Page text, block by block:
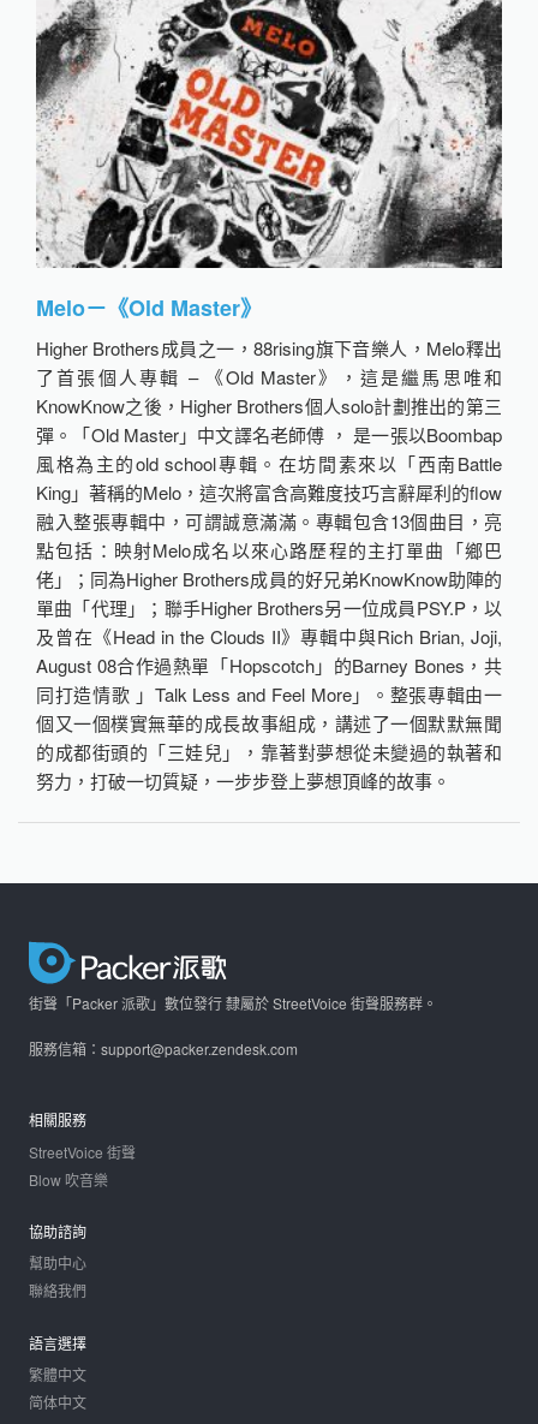
Melo－《Old Master》
Higher Brothers成員之一，88rising旗下音樂人，Melo釋出
了首張個人專輯 – 《Old Master》，這是繼馬思唯和
KnowKnow之後，Higher Brothers個人solo計劃推出的第三
彈。「Old Master」中文譯名老師傅 ， 是一張以Boombap
風格為主的old school專輯。在坊間素來以「西南Battle
King」著稱的Melo，這次將富含高難度技巧言辭犀利的flow
融入整張專輯中，可謂誠意滿滿。專輯包含13個曲目，亮
點包括：映射Melo成名以來心路歷程的主打單曲「鄉巴
佬」；同為Higher Brothers成員的好兄弟KnowKnow助陣的
單曲「代理」；聯手Higher Brothers另一位成員PSY.P，以
及曾在《Head in the Clouds II》專輯中與Rich Brian, Joji,
August 08合作過熱單「Hopscotch」的Barney Bones，共
同打造情歌 」Talk Less and Feel More」。整張專輯由一
個又一個樸實無華的成長故事組成，講述了一個默默無聞
的成都街頭的「三娃兒」，靠著對夢想從未變過的執著和
努力，打破一切質疑，一步步登上夢想頂峰的故事。
街聲「Packer 派歌」數位發行 隸屬於 StreetVoice 街聲服務群。
服務信箱：support@packer.zendesk.com
相關服務
StreetVoice 街聲
Blow 吹音樂
協助諮詢
幫助中心
聯絡我們
語言選擇
繁體中文
简体中文